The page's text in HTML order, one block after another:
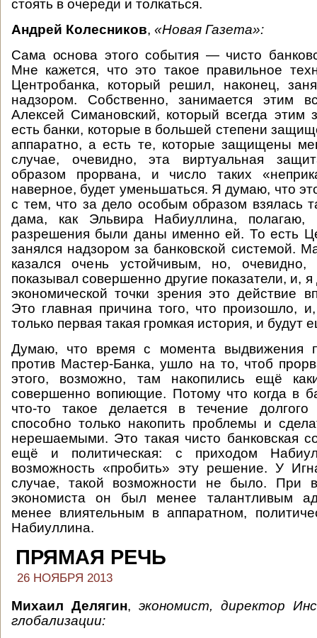
стоять в очереди и толкаться.
Андрей Колесников, «Новая Газета»:
Сама основа этого события — чисто
Мне кажется, что это такое правильное
Центробанка, который решил, наконец,
надзором. Собственно, занимается этим
Алексей Симановский, который всегда этим
есть банки, которые в большей степени
аппаратно, а есть те, которые защищены
случае, очевидно, эта виртуальная
образом прорвана, и число таких
наверное, будет уменьшаться. Я думаю, что
с тем, что за дело особым образом взялась
дама, как Эльвира Набиуллина, полагаю,
разрешения были даны именно ей. То есть
занялся надзором за банковской системой.
казался очень устойчивым, но, очевидно,
показывал совершенно другие показатели, и,
экономической точки зрения это действие
Это главная причина того, что произошло,
только первая такая громкая история, и будут
Думаю, что время с момента выдвижения
против Мастер-Банка, ушло на то, чтоб
этого, возможно, там накопились ещё
совершенно вопиющие. Потому что когда в
что-то такое делается в течение
способно только накопить проблемы и
нерешаемыми. Это такая чисто банковская
ещё и политическая: с приходом
возможность «пробить» эту решение. У
случае, такой возможности не было. При
экономиста он был менее талантливым
менее влиятельным в аппаратном,
Набиуллина.
ПРЯМАЯ РЕЧЬ
26 НОЯБРЯ 2013
Михаил Делягин, экономист, директор
глобализации: